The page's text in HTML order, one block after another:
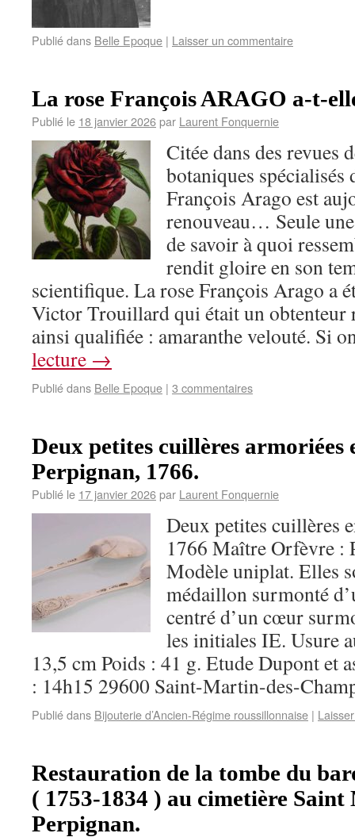
Publié dans Belle Epoque | Laisser un commentaire
La rose François ARAGO a-t-
Publié le 18 janvier 2026par Laurent Fonquernie
Citée dans des revues
botaniques spécialisés
François Arago est
renouveau… Seule
de savoir à quoi
rendit gloire en son
scientifique. La rose François Arago a
Victor Trouillard qui était un obtenteur
ainsi qualifiée : amaranthe velouté. Si
lecture →
Publié dans Belle Epoque | 3 commentaires
Deux petites cuillères armoriées
Perpignan, 1766.
Publié le 17 janvier 2026par Laurent Fonquernie
Deux petites cuillères
1766 Maître Orfèvre :
Modèle uniplat. Elles
médaillon surmonté
centré d’un cœur
les initiales IE. Usure
13,5 cm Poids : 41 g. Etude Dupont et
: 14h15 29600 Saint-Martin-des-
Publié dans Bijouterie d’Ancien-Régime roussillonnaise |
Restauration de la tombe du
( 1753-1834 ) au cimetière
Perpignan.